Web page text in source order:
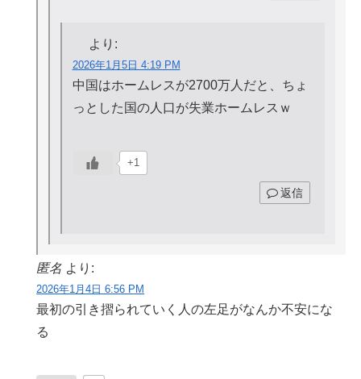
より:
2026年1月5日 4:19 PM
中国はホームレスが2700万人だと、ちょ
っとした国の人口が失業ホームレスｗ
+1
返信
匿名 より:
2026年1月4日 6:56 PM
最初の引き摺られていく人の左足がなんか不安にな
る